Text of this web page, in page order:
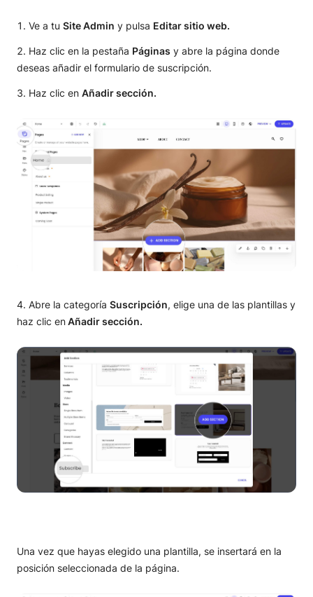
Ve a tu Site Admin y pulsa Editar sitio web.
Haz clic en la pestaña Páginas y abre la página donde
deseas añadir el formulario de suscripción.
Haz clic en Añadir sección.
Abre la categoría Suscripción, elige una de las plantillas y
haz clic enAñadir sección.
Una vez que hayas elegido una plantilla, se insertará en la
posición seleccionada de la página.